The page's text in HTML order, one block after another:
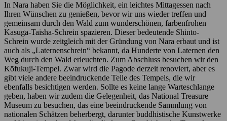
In Nara haben Sie die Möglichkeit, ein leichtes Mittagessen nach
Ihren Wünschen zu genießen, bevor wir uns wieder treffen und
gemeinsam durch den Wald zum wunderschönen, farbenfrohen
Kasuga-Taisha-Schrein spazieren. Dieser bedeutende Shinto-
Schrein wurde zeitgleich mit der Gründung von Nara erbaut und ist
auch als „Laternenschrein“ bekannt, da Hunderte von Laternen den
Weg durch den Wald erleuchten. Zum Abschluss besuchen wir den
Kōfukuji-Tempel. Zwar wird die Pagode derzeit renoviert, aber es
gibt viele andere beeindruckende Teile des Tempels, die wir
ebenfalls besichtigen werden. Sollte es keine lange Warteschlange
geben, haben wir zudem die Gelegenheit, das National Treasure
Museum zu besuchen, das eine beeindruckende Sammlung von
nationalen Schätzen beherbergt, darunter buddhistische Kunstwerke